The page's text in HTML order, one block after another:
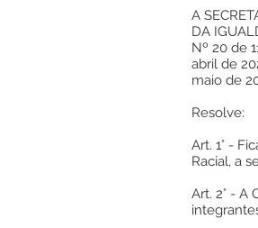
A
DA
Nº 20 de
abril de
maio de
Resolve:
Art. 1° -
Racial, a
Art. 2° - A